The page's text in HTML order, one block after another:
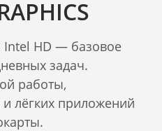
Intel HD — базовое
задач.
работы,
лёгких приложений